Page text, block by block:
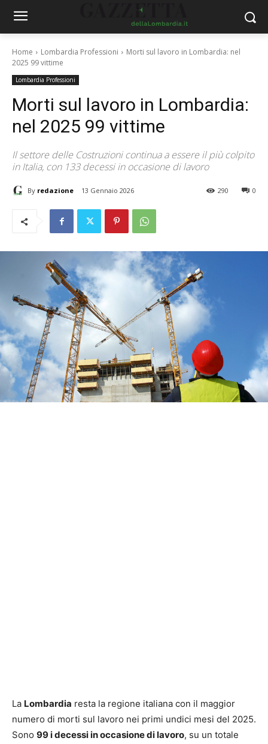
Home Lombardia Professioni
Morti sul lavoro in Lombardia: nel
2025 99 vittime
Lombardia Professioni
Morti sul lavoro in Lombardia:
nel 2025 99 vittime
Il settore delle Costruzioni continua a essere il più colpito
in Italia, con 133 decessi in occasione di lavoro
By redazione 13 Gennaio 2026 0
290
La Lombardia resta la regione italiana con il maggior
numero di morti sul lavoro nei primi undici mesi del 2025.
Sono 99 i decessi in occasione di lavoro, su un totale